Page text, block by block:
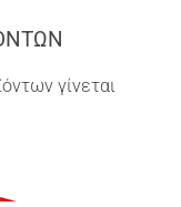
γίνεται